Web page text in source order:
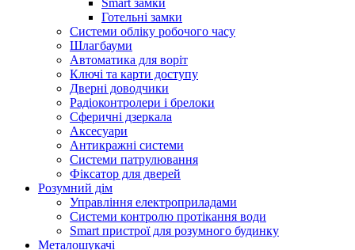
Smart замки
Готельні замки
Системи обліку робочого часу
Шлагбауми
Автоматика для воріт
Ключі та карти доступу
Дверні доводчики
Радіоконтролери і брелоки
Сферичні дзеркала
Аксесуари
Антикражні системи
Системи патрулювання
Фіксатор для дверей
Розумний дім
Управління електроприладами
Системи контролю протікання води
Smart пристрої для розумного будинку
Металошукачі